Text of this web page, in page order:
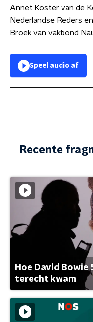
Annet Koster van de
Nederlandse Reders
Broek van vakbond
Speel audio af
Recente
Hoe David Bowie
terecht kwam